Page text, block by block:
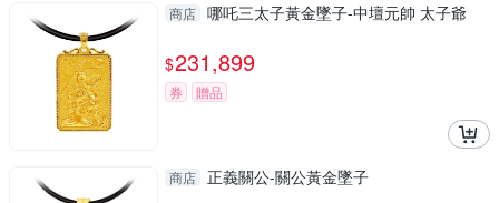
商店 哪吒三太子黃金墜子-中壇元帥 太子爺
$231,899
券 贈品
商店 正義關公-關公黃金墜子